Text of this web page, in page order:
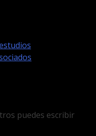
puedes escribir